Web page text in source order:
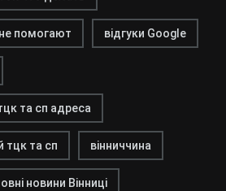
помогают відгуки Google
та сп адреса
тцк та сп вінниччина
новини Вінниці